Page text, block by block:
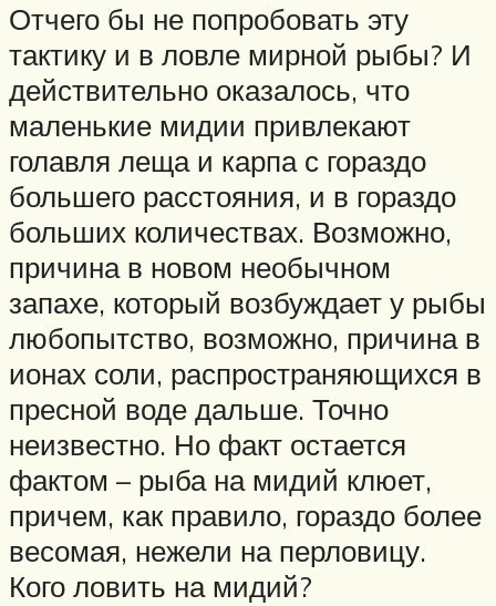
Отчего бы не попробовать эту
тактику и в ловле мирной рыбы? И
действительно оказалось, что
маленькие мидии привлекают
голавля леща и карпа с гораздо
большего расстояния, и в гораздо
больших количествах. Возможно,
причина в новом необычном
запахе, который возбуждает у рыбы
любопытство, возможно, причина в
ионах соли, распространяющихся в
пресной воде дальше. Точно
неизвестно. Но факт остается
фактом – рыба на мидий клюет,
причем, как правило, гораздо более
весомая, нежели на перловицу.
Кого ловить на мидий?